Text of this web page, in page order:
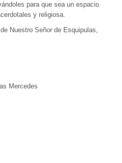
para que sea un espacio
y religiosa.
Nuestro Señor de Esquipulas,
Mercedes